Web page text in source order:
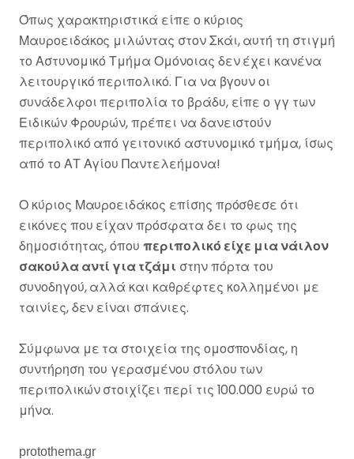
Όπως χαρακτηριστικά είπε ο κύριος
Μαυροειδάκος μιλώντας στον Σκάι, αυτή τη στιγμή
το Αστυνομικό Τμήμα Ομόνοιας δεν έχει κανένα
λειτουργικό περιπολικό. Για να βγουν οι
συνάδελφοι περιπολία το βράδυ, είπε ο γγ των
Ειδικών Φρουρών, πρέπει να δανειστούν
περιπολικό από γειτονικό αστυνομικό τμήμα, ίσως
από το ΑΤ Αγίου Παντελεήμονα!
Ο κύριος Μαυροειδάκος επίσης πρόσθεσε ότι
εικόνες που είχαν πρόσφατα δει το φως της
δημοσιότητας, όπουπεριπολικό είχε μια νάιλον
σακούλα αντί για τζάμι στην πόρτα του
συνοδηγού, αλλά και καθρέφτες κολλημένοι με
ταινίες, δεν είναι σπάνιες.
Σύμφωνα με τα στοιχεία της ομοσπονδίας, η
συντήρηση του γερασμένου στόλου των
περιπολικών στοιχίζει περί τις 100.000 ευρώ το
μήνα.
protothema.gr